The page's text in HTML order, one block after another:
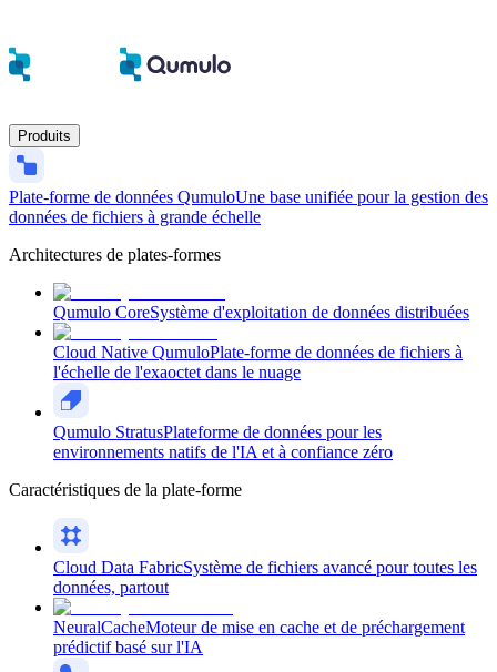
Produits
Plate-forme de données QumuloUne base unifiée pour la gestion des
données de fichiers à grande échelle
Architectures de plates-formes
Qumulo CoreSystème d'exploitation de données distribuées
Cloud Native QumuloPlate-forme de données de fichiers à
l'échelle de l'exaoctet dans le nuage
Qumulo StratusPlateforme de données pour les
environnements natifs de l'IA et à confiance zéro
Caractéristiques de la plate-forme
Cloud Data FabricSystème de fichiers avancé pour toutes les
données, partout
NeuralCacheMoteur de mise en cache et de préchargement
prédictif basé sur l'IA